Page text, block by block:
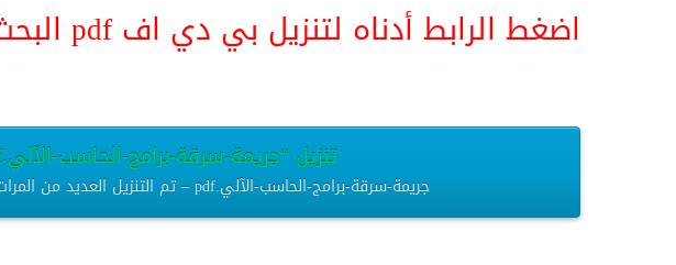
اضغط الرابط أدناه لتنزيل بي دي اف pdf البحث كامل ومنسق جاهز
تنزيل “جريمة-سرقة-برامج-الحاسب-الآلي.pdf”
جريمة-سرقة-برامج-الحاسب-الآلي.pdf – تم التنزيل العديد من المرات – 810.98 كيلوبايت